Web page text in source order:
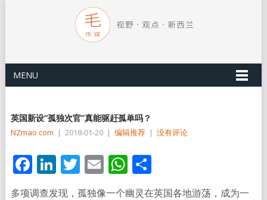
MENU
英国新设“孤独次官”真能驱赶孤单吗？
NZmao com | 2018-01-20 | 编辑推荐 | 没有评论
Facebook
LinkedIn
Twitter
EmailWhatsApp
分
享
多项调查发现，孤独像一个幽灵在英国各地游荡，成为一